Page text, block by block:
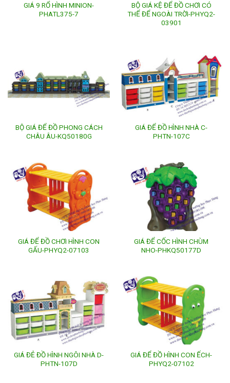
GIÁ 9 RỔ HÌNH MINION-
PHATL375-7
BỘ GIÁ KỆ ĐỂ ĐỒ CHƠI CÓ
THỂ ĐỂ NGOÀI TRỜI-PHYQ2-
03901
BỘ GIÁ ĐỂ ĐỒ PHONG CÁCH
CHÂU ÂU-KQ50180G
GIÁ ĐỂ ĐỒ HÌNH NHÀ C-
PHTN-107C
GIÁ ĐỂ ĐỒ CHƠI HÌNH CON
GẤU-PHYQ2-07103
GIÁ ĐỂ CỐC HÌNH CHÙM
NHO-PHKQ50177D
GIÁ ĐẺ ĐỒ HÌNH NGÔI NHÀ D-
PHTN-107D
GIÁ ĐỂ ĐỒ HÌNH CON ẾCH-
PHYQ2-07102